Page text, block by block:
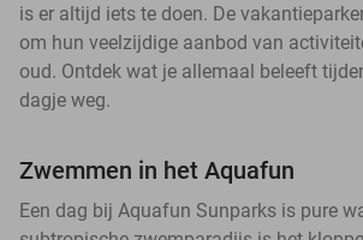
is er altijd iets te doen. De
om hun veelzijdige aanbod van
oud. Ontdek wat je allemaal beleeft
dagje weg.
Zwemmen in het Aquafun
Een dag bij Aquafun Sunparks is pure